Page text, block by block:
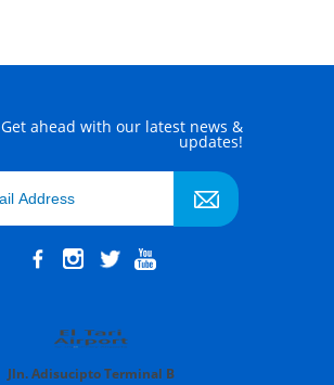
Get ahead with our latest news &
updates!
Jln. Adisucipto Terminal B